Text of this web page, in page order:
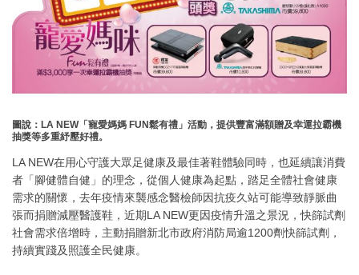
圖說：LA NEW「寵愛媽媽 FUN鬆有禮」活動，提供豐富滿額贈及幸運拉霸機
抽獎等多重紓壓好禮。
LA NEW在用心守護大眾足健康及最佳著鞋體驗同時，也延續讓消費
者「腳健體自健」的理念，從個人健康為起點，踏足全體社會健康
需求的關懷，去年疫情來襲感念醫檢師因抗疫久站可能導致靜脈曲
張而捐贈減壓醫護鞋，近期LA NEW更因疫情升溫之景況，快篩試劑
社會需求倍增時，主動捐贈新北市政府消防局逾1200劑快篩試劑，
持續實踐及照護全民健康。